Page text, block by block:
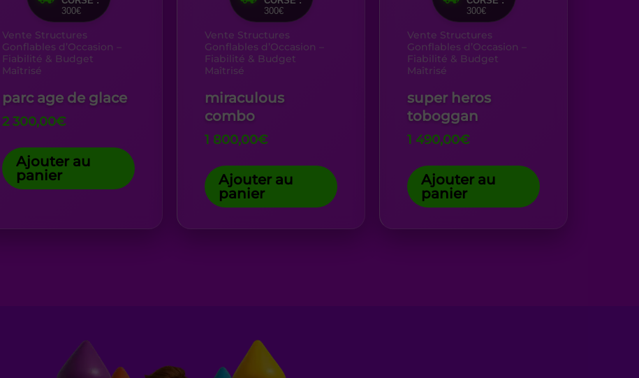
300€
Vente Structures
Gonflables d’Occasion –
Fiabilité & Budget
Maîtrisé
parc age de glace
2 300,00€
Ajouter au
panier
300€
Vente Structures
Gonflables d’Occasion –
Fiabilité & Budget
Maîtrisé
miraculous
combo
1 800,00€
Ajouter au
panier
300€
Vente Structures
Gonflables d’Occasion –
Fiabilité & Budget
Maîtrisé
super heros
toboggan
1 490,00€
Ajouter au
panier